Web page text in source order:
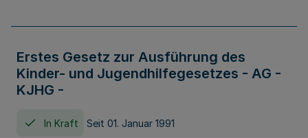
Erstes Gesetz zur Ausführung des
Kinder- und Jugendhilfegesetzes - AG -
KJHG -
In Kraft Seit 01. Januar 1991